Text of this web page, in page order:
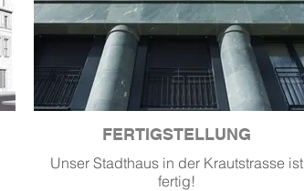
FERTIGSTELLUNG
Unser Stadthaus in der Krautstrasse ist
fertig!